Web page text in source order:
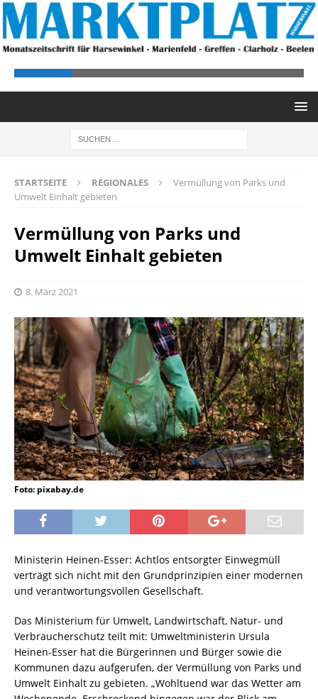
STARTSEITE REGIONALES
Vermüllung von Parks und
Umwelt Einhalt gebieten
Vermüllung von Parks und
Umwelt Einhalt gebieten
8. März 2021
Foto: pixabay.de
Ministerin Heinen-Esser: Achtlos entsorgter Einwegmüll
verträgt sich nicht mit den Grundprinzipien einer modernen
und verantwortungsvollen Gesellschaft.
Das Ministerium für Umwelt, Landwirtschaft, Natur- und
Verbraucherschutz teilt mit: Umweltministerin Ursula
Heinen-Esser hat die Bürgerinnen und Bürger sowie die
Kommunen dazu aufgerufen, der Vermüllung von Parks und
Umwelt Einhalt zu gebieten. „Wohltuend war das Wetter am